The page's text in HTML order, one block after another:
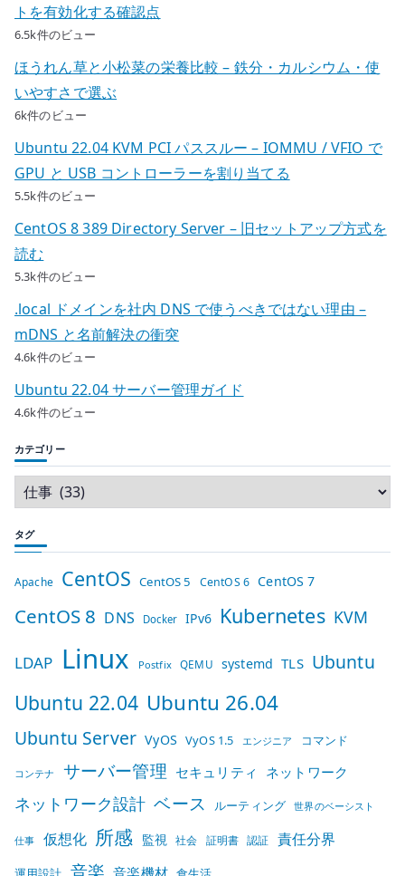
トを有効化する確認点
6.5k件のビュー
ほうれん草と小松菜の栄養比較 – 鉄分・カルシウム・使
いやすさで選ぶ
6k件のビュー
Ubuntu 22.04 KVM PCI パススルー – IOMMU / VFIO で
GPU と USB コントローラーを割り当てる
5.5k件のビュー
CentOS 8 389 Directory Server – 旧セットアップ方式を
読む
5.3k件のビュー
.local ドメインを社内 DNS で使うべきではない理由 –
mDNS と名前解決の衝突
4.6k件のビュー
Ubuntu 22.04 サーバー管理ガイド
4.6k件のビュー
カテゴリー
タグ
Apache CentOS CentOS 5 CentOS 6 CentOS 7
CentOS 8 DNS Docker IPv6 Kubernetes KVM
LDAP Linux Postfix QEMU systemd TLS Ubuntu
Ubuntu 22.04 Ubuntu 26.04
Ubuntu Server VyOS VyOS 1.5 エンジニア コマンド
コンテナ サーバー管理 セキュリティ ネットワーク
ネットワーク設計 ベース ルーティング 世界のベーシスト
仕事 仮想化 所感 監視 社会 証明書 認証 責任分界